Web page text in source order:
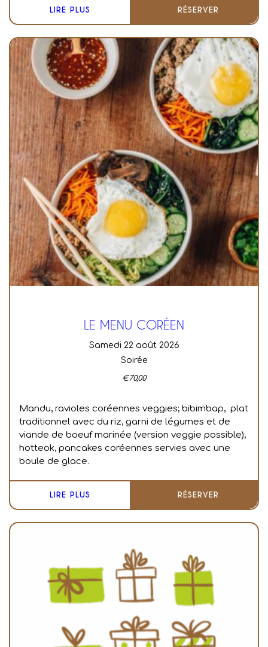
LIRE PLUS RÉSERVER
LE MENU CORÉEN
samedi 22 août 2026
Soirée
€70,00
Mandu, ravioles coréennes veggies; bibimbap, plat
traditionnel avec du riz, garni de légumes et de
viande de boeuf marinée (version veggie possible);
hotteok, pancakes coréennes servies avec une
boule de glace.
LIRE PLUS RÉSERVER